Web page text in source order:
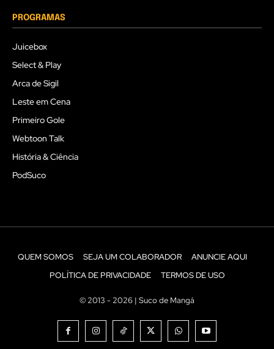
PROGRAMAS
Juicebox
Select & Play
Arca de Sigil
Leste em Cena
Primeiro Gole
Webtoon Talk
História & Ciência
PodSuco
QUEM SOMOS SEJA UM COLABORADOR
ANUNCIE AQUI
POLÍTICA DE PRIVACIDADE
TERMOS DE USO
© 2013 - 2026 | Suco de Mangá